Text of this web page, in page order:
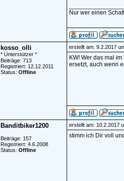
Nur wer einen
kosso_olli
* Unterstützer *
Beiträge: 713
Registriert: 12.12.2011
Status: Offline
erstellt am: 9.2.2017
KW! Wer das mal
ersetzt, auch wenn
Banditbiker1200
Beiträge: 157
Registriert: 4.6.2008
Status: Offline
erstellt am: 10.2.2017
stimm ich Dir voll